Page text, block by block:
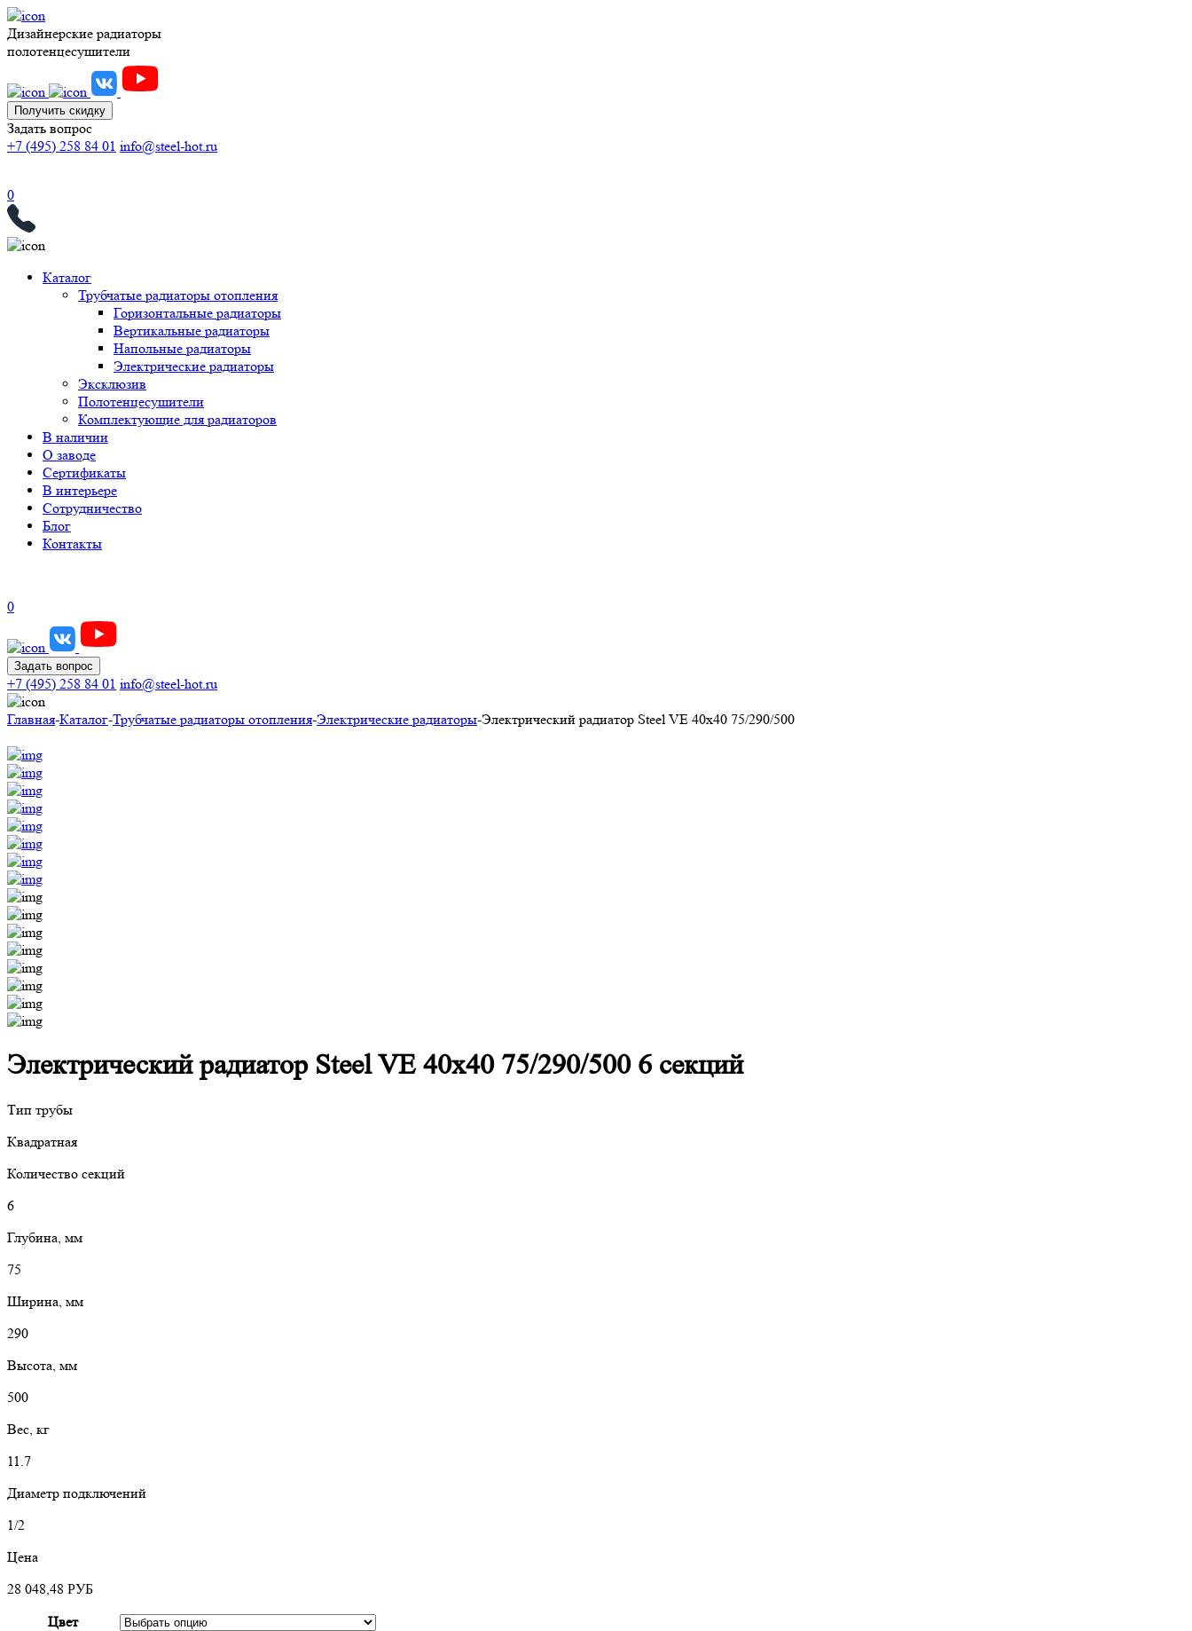
Дизайнерские радиаторы
полотенцесушители
Получить скидку
Задать вопрос
+7 (495) 258 84 01 info@steel-hot.ru
0
Каталог
Трубчатые радиаторы отопления
Горизонтальные радиаторы
Вертикальные радиаторы
Напольные радиаторы
Электрические радиаторы
Эксклюзив
Полотенцесушители
Комплектующие для радиаторов
В наличии
О заводе
Сертификаты
В интерьере
Сотрудничество
Блог
Контакты
0
Задать вопрос
+7 (495) 258 84 01 info@steel-hot.ru
Главная-Каталог-Трубчатые радиаторы отопления-Электрические радиаторы-Электрический радиатор Steel VE 40х40 75/290/500
Электрический радиатор Steel VE 40х40 75/290/500 6 секций
Тип трубы
Квадратная
Количество секций
6
Глубина, мм
75
Ширина, мм
290
Высота, мм
500
Вес, кг
11.7
Диаметр подключений
1/2
Цена
28 048,48 РУБ
Цвет